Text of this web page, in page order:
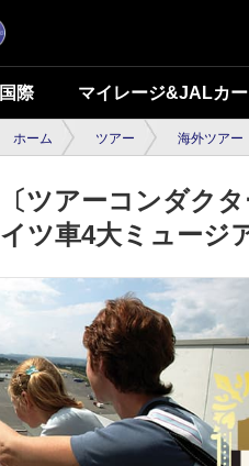
国際 マイレージ&JALカ
ホーム ツアー 海外ツアー
〔ツアーコンダク
イツ車4大ミュージ